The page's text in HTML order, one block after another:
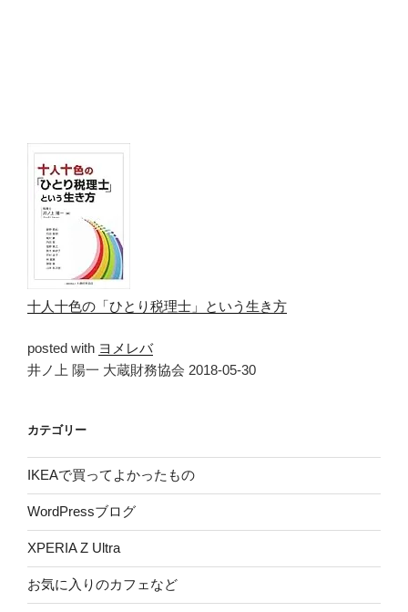
十人十色の「ひとり税理士」という生き方
posted with ヨメレバ
井ノ上 陽一 大蔵財務協会 2018-05-30
カテゴリー
IKEAで買ってよかったもの
WordPressブログ
XPERIA Z Ultra
お気に入りのカフェなど